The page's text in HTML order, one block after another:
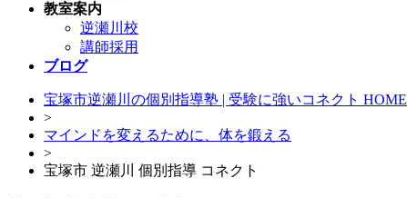
教室案内
逆瀬川校
講師採用
ブログ
宝塚市逆瀬川の個別指導塾 | 受験に強いコネクト HOME
>
マインドを変えるために、体を鍛える
>
宝塚市 逆瀬川 個別指導 コネクト